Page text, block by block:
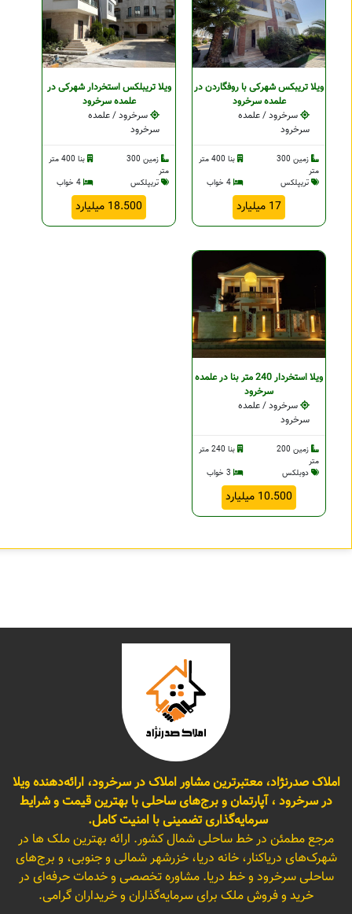
ویلا تریبکس شهرکی با روفگاردن در
علمده سرخرود
سرخرود / علمده
سرخرود
زمین 300
متر
بنا 400 متر
تریپلکس
4 خواب
17 میلیارد
ویلا تریبلکس استخردار شهرکی در
علمده سرخرود
سرخرود / علمده
سرخرود
زمین 300
متر
بنا 400 متر
تریپلکس
4 خواب
18.500 میلیارد
ویلا استخردار 240 متر بنا در علمده
سرخرود
سرخرود / علمده
سرخرود
زمین 200
متر
بنا 240 متر
دوبلکس
10.500 میلیارد
املاک صدرنژاد، معتبرترین مشاور املاک در سرخرود، ارائه‌دهنده ویلا
در سرخرود ، آپارتمان و برج‌های ساحلی با بهترین قیمت و شرایط
سرمایه‌گذاری تضمینی با امنیت کامل.
مرجع مطمئن در خط ساحلی شمال کشور. ارائه بهترین ملک ها در
شهرک‌های دریاکنار، خانه دریا، خزرشهر شمالی و جنوبی، و برج‌های
ساحلی سرخرود و خط دریا. مشاوره تخصصی و خدمات حرفه‌ای در
خرید و فروش ملک برای سرمایه‌گذاران و خریداران گرامی.